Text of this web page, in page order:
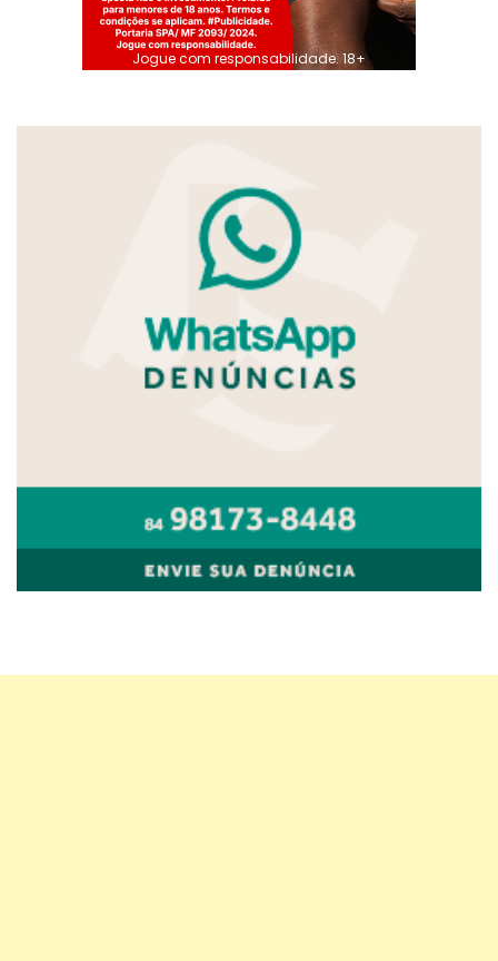
Jogue com responsabilidade. 18+